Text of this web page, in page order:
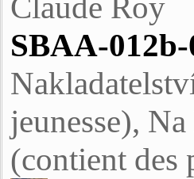
Claude Roy
SBAA-012b-
jeunesse),
(contient des